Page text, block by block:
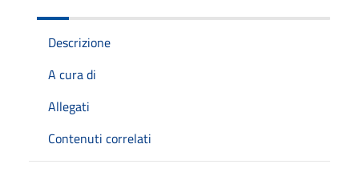
Descrizione
A cura di
Allegati
Contenuti correlati